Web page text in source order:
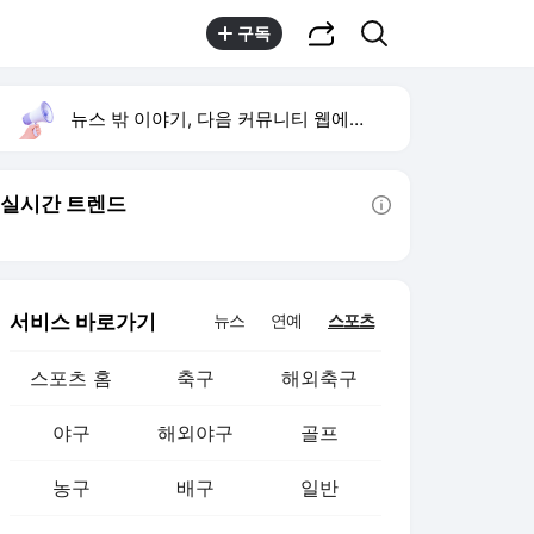
구독
뉴스 밖 이야기, 다음 커뮤니티 웹에서 보기
실시간 트렌드
서비스 바로가기 뉴스 연예 스포츠
스포츠 홈 축구 해외축구
야구 해외야구 골프
농구 배구 일반